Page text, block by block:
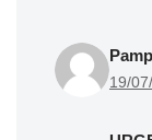
19/